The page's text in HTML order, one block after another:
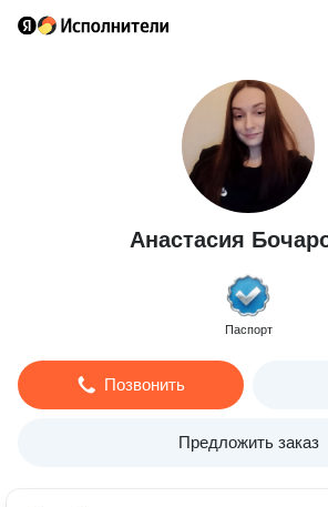
Анастасия
Паспорт
Позвонить
Предложить заказ